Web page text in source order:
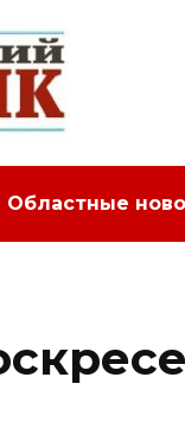
Областные